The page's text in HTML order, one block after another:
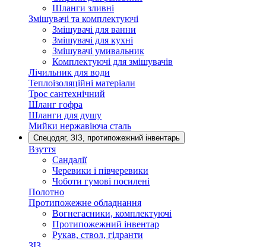
Шланги зливні
Змішувачі та комплектуючі
Змішувачі для ванни
Змішувачі для кухні
Змішувачі умивальник
Комплектуючі для змішувачів
Лічильник для води
Теплоізоляційні матеріали
Трос сантехнічний
Шланг гофра
Шланги для душу
Мийки нержавіюча сталь
Спецодяг, ЗІЗ, протипожежний інвентарь
Взуття
Сандалії
Черевики і півчеревики
Чоботи гумові посилені
Полотно
Протипожежне обладнання
Вогнегасники, комплектуючі
Протипожежний інвентар
Рукав, ствол, гідранти